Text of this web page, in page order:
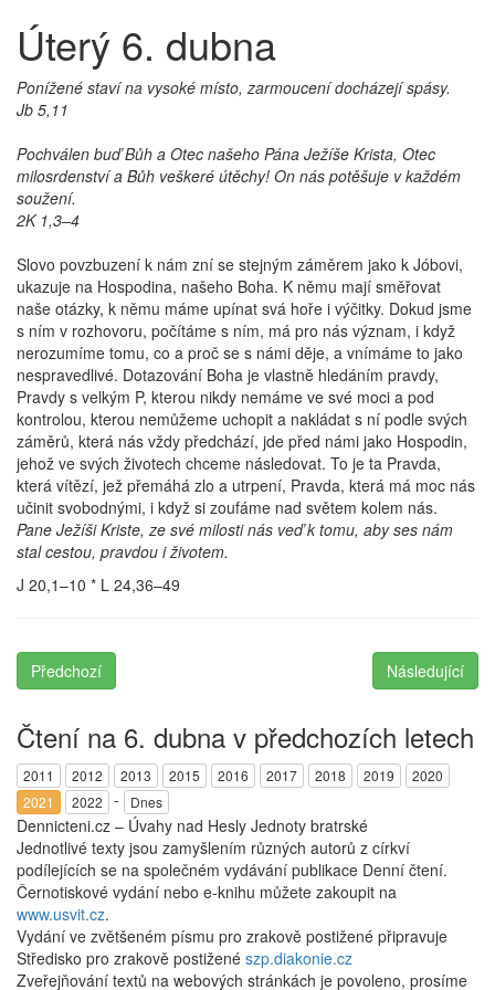
Úterý 6. dubna
Ponížené staví na vysoké místo, zarmoucení docházejí spásy.
Jb 5,11
Pochválen buď Bůh a Otec našeho Pána Ježíše Krista, Otec
milosrdenství a Bůh veškeré útěchy! On nás potěšuje v každém
soužení.
2K 1,3–4
Slovo povzbuzení k nám zní se stejným záměrem jako k Jóbovi,
ukazuje na Hospodina, našeho Boha. K němu mají směřovat
naše otázky, k němu máme upínat svá hoře i výčitky. Dokud jsme
s ním v rozhovoru, počítáme s ním, má pro nás význam, i když
nerozumíme tomu, co a proč se s námi děje, a vnímáme to jako
nespravedlivé. Dotazování Boha je vlastně hledáním pravdy,
Pravdy s velkým P, kterou nikdy nemáme ve své moci a pod
kontrolou, kterou nemůžeme uchopit a nakládat s ní podle svých
záměrů, která nás vždy předchází, jde před námi jako Hospodin,
jehož ve svých životech chceme následovat. To je ta Pravda,
která vítězí, jež přemáhá zlo a utrpení, Pravda, která má moc nás
učinit svobodnými, i když si zoufáme nad světem kolem nás.
Pane Ježíši Kriste, ze své milosti nás veď k tomu, aby ses nám
stal cestou, pravdou i životem.
J 20,1–10 * L 24,36–49
Předchozí Následující
Čtení na 6. dubna v předchozích letech
2011 2012 2013 2015 2016 2017 2018 2019
2020
2021
2022 - Dnes
Dennicteni.cz – Úvahy nad Hesly Jednoty bratrské
Jednotlivé texty jsou zamyšlením různých autorů z církví
podílejících se na společném vydávání publikace Denní čtení.
Černotiskové vydání nebo e-knihu můžete zakoupit na
www.usvit.cz.
Vydání ve zvětšeném písmu pro zrakově postižené připravuje
Středisko pro zrakově postižené szp.diakonie.cz
Zveřejňování textů na webových stránkách je povoleno, prosíme